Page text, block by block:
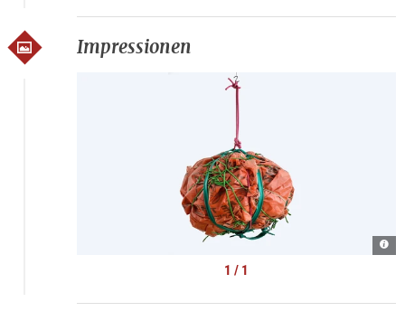
Impressionen
The
1 / 1